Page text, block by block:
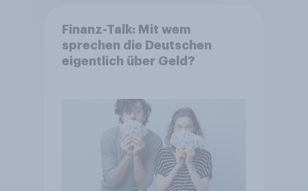
Finanz-Talk: Mit wem
sprechen die Deutschen
eigentlich über Geld?